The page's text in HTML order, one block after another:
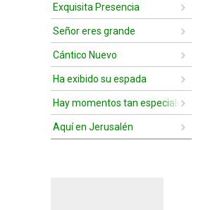
Exquisita Presencia
Señor eres grande
Cántico Nuevo
Ha exibido su espada
Hay momentos tan especiales
Aquí en Jerusalén